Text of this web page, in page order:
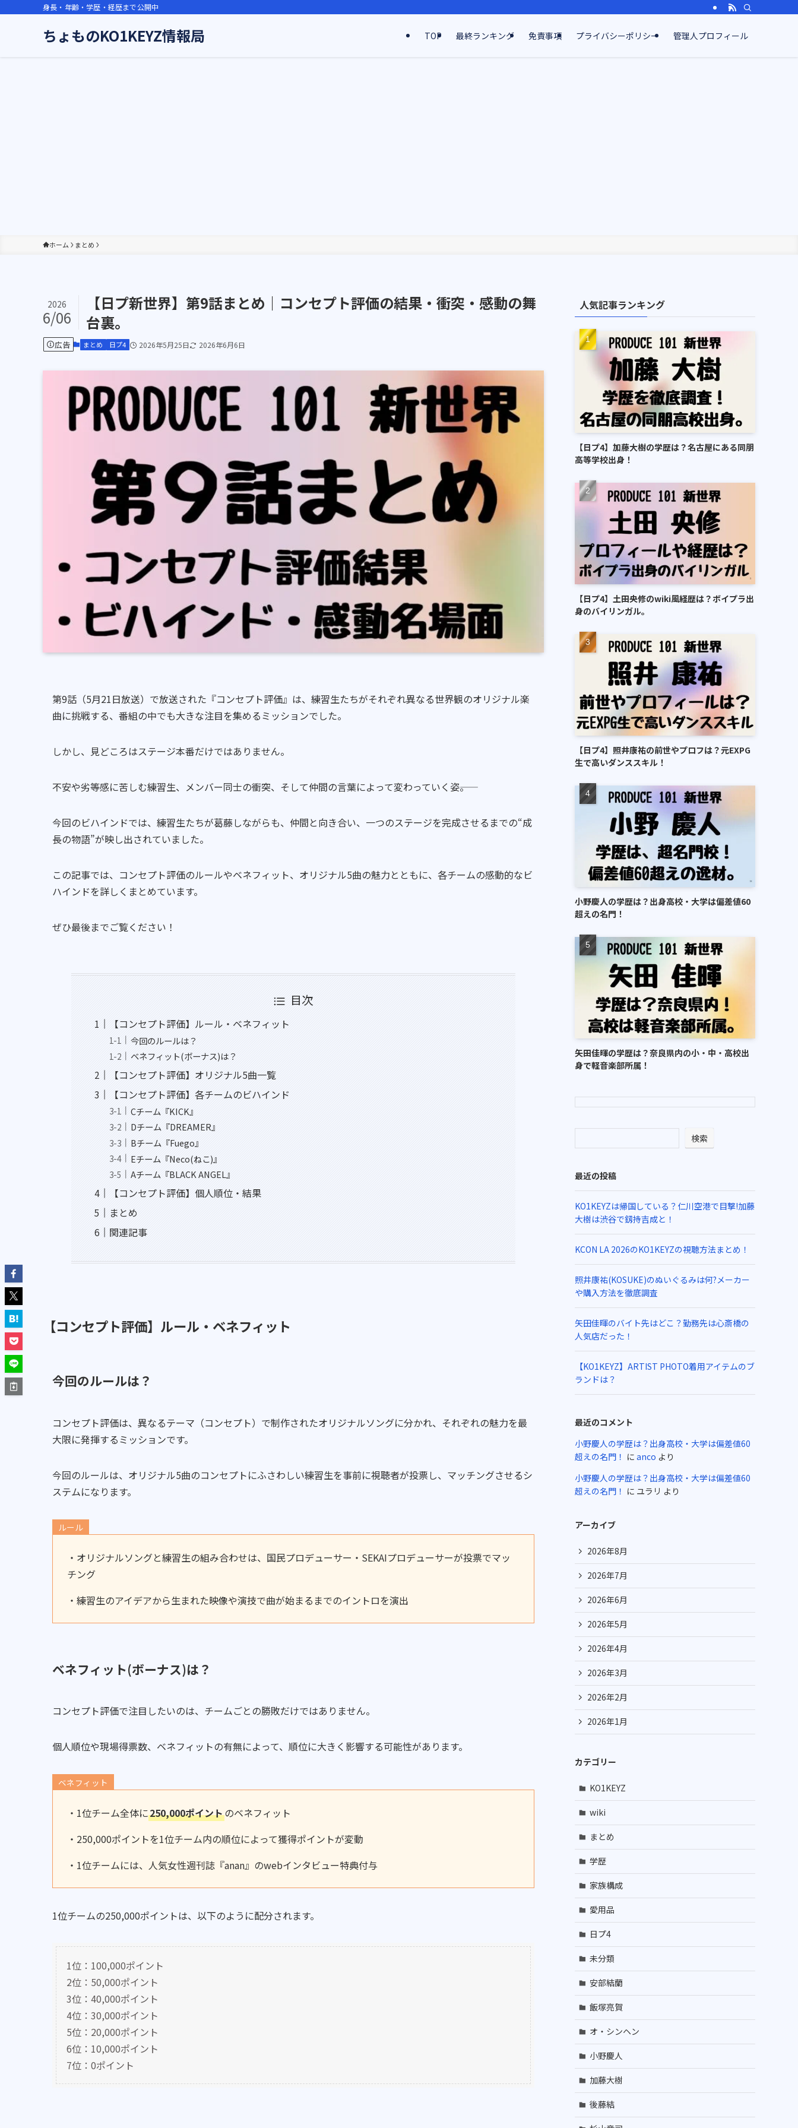
身長・年齢・学歴・経歴まで公開中
ちょものKO1KEYZ情報局 TOP 最終ランキング 免責事項 プライバシーポリシー 管理人プロフィール
ホーム まとめ
【日プ新世界】第9話まとめ｜コンセプト評価の結果・衝突・感動の舞
台裏。
2026
6/06
広告 まとめ 日プ4 2026年5月25日 2026年6月6日
第9話（5月21日放送）で放送された『コンセプト評価』は、練習生たちがそれぞれ異なる世界観のオリジナル楽
曲に挑戦する、番組の中でも大きな注目を集めるミッションでした。
しかし、見どころはステージ本番だけではありません。
不安や劣等感に苦しむ練習生、メンバー同士の衝突、そして仲間の言葉によって変わっていく姿――。
今回のビハインドでは、練習生たちが葛藤しながらも、仲間と向き合い、一つのステージを完成させるまでの“成
長の物語”が映し出されていました。
この記事では、コンセプト評価のルールやベネフィット、オリジナル5曲の魅力とともに、各チームの感動的なビ
ハインドを詳しくまとめています。
ぜひ最後までご覧ください！
目次
【コンセプト評価】ルール・ベネフィット
今回のルールは？
ベネフィット(ボーナス)は？
【コンセプト評価】オリジナル5曲一覧
【コンセプト評価】各チームのビハインド
Cチーム『KICK』
Dチーム『DREAMER』
Bチーム『Fuego』
Eチーム『Neco(ねこ)』
Aチーム『BLACK ANGEL』
【コンセプト評価】個人順位・結果
まとめ
関連記事
【コンセプト評価】ルール・ベネフィット
今回のルールは？
コンセプト評価は、異なるテーマ（コンセプト）で制作されたオリジナルソングに分かれ、それぞれの魅力を最
大限に発揮するミッションです。
今回のルールは、オリジナル5曲のコンセプトにふさわしい練習生を事前に視聴者が投票し、マッチングさせるシ
ステムになります。
ルール
・オリジナルソングと練習生の組み合わせは、国民プロデューサー・SEKAIプロデューサーが投票でマッ
チング
・練習生のアイデアから生まれた映像や演技で曲が始まるまでのイントロを演出
ベネフィット(ボーナス)は？
コンセプト評価で注目したいのは、チームごとの勝敗だけではありません。
個人順位や現場得票数、ベネフィットの有無によって、順位に大きく影響する可能性があります。
ベネフィット
・1位チーム全体に250,000ポイントのベネフィット
・250,000ポイントを1位チーム内の順位によって獲得ポイントが変動
・1位チームには、人気女性週刊誌『anan』のwebインタビュー特典付与
1位チームの250,000ポイントは、以下のように配分されます。
1位：100,000ポイント
2位：50,000ポイント
3位：40,000ポイント
4位：30,000ポイント
5位：20,000ポイント
6位：10,000ポイント
7位：0ポイント
人気記事ランキング
【日プ4】加藤大樹の学歴は？名古屋にある同朋
高等学校出身！
【日プ4】土田央修のwiki風経歴は？ボイプラ出
身のバイリンガル。
【日プ4】照井康祐の前世やプロフは？元EXPG
生で高いダンススキル！
小野慶人の学歴は？出身高校・大学は偏差値60
超えの名門！
矢田佳暉の学歴は？奈良県内の小・中・高校出
身で軽音楽部所属！
検索
最近の投稿
KO1KEYZは帰国している？仁川空港で目撃!加藤
大樹は渋谷で釼持吉成と！
KCON LA 2026のKO1KEYZの視聴方法まとめ！
照井康祐(KOSUKE)のぬいぐるみは何?メーカー
や購入方法を徹底調査
矢田佳暉のバイト先はどこ？勤務先は心斎橋の
人気店だった！
【KO1KEYZ】ARTIST PHOTO着用アイテムのブ
ランドは？
最近のコメント
小野慶人の学歴は？出身高校・大学は偏差値60
超えの名門！ に anco より
小野慶人の学歴は？出身高校・大学は偏差値60
超えの名門！ に ユラリ より
アーカイブ
2026年8月
2026年7月
2026年6月
2026年5月
2026年4月
2026年3月
2026年2月
2026年1月
カテゴリー
KO1KEYZ
wiki
まとめ
学歴
家族構成
愛用品
日プ4
未分類
安部結蘭
飯塚亮賀
オ・シンヘン
小野慶人
加藤大樹
後藤結